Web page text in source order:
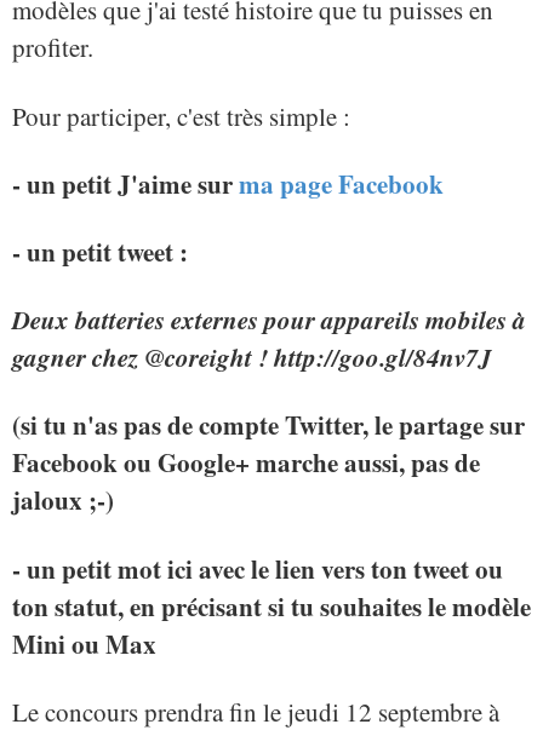
modèles que j'ai testé histoire que tu puisses en
profiter.
Pour participer, c'est très simple :
- un petit J'aime surma page Facebook
- un petit tweet :
Deux batteries externes pour appareils mobiles à
gagner chez @coreight ! http://goo.gl/84nv7J
(si tu n'as pas de compte Twitter, le partage sur
Facebook ou Google+ marche aussi, pas de
jaloux ;-)
- un petit mot ici avec le lien vers ton tweet ou
ton statut, en précisant si tu souhaites le modèle
Mini ou Max
Le concours prendra fin le jeudi 12 septembre à